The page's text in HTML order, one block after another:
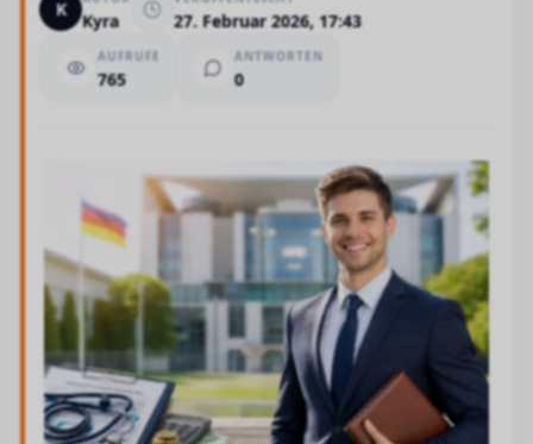
K
Kyra 27. Februar 2026, 17:43
AUFRUFE
765
ANTWORTEN
0